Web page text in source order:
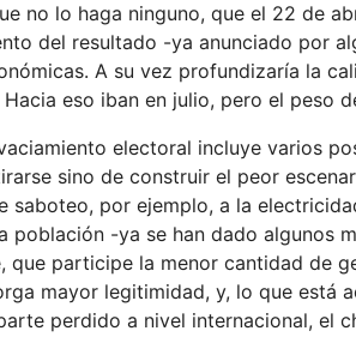
no lo haga ninguno, que el 22 de
del resultado -ya anunciado por
A su vez profundizaría la
eso iban en julio, pero el peso
electoral incluye varios
sino de construir el peor
saboteo, por ejemplo, a la
población -ya se han dado algunos
que participe la menor cantidad de
mayor legitimidad, y, lo que está
perdido a nivel internacional, el